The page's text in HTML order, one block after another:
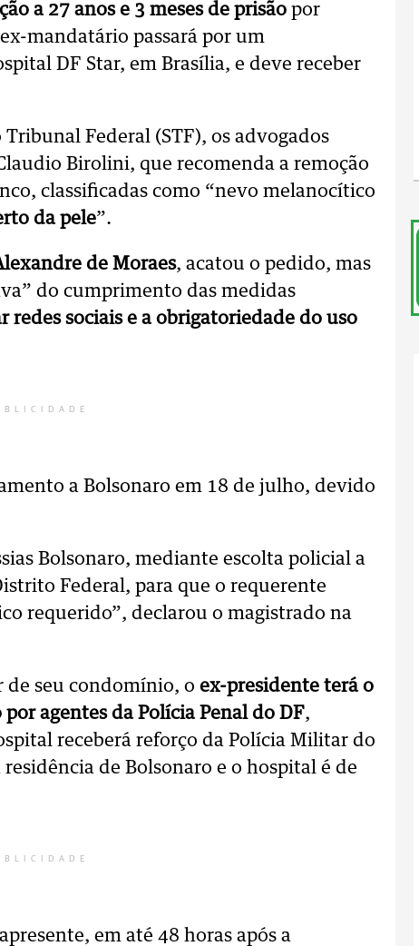
a 27 anos e 3 meses de prisão por
mandatário passará por um
DF Star, em Brasília, e deve receber
Federal (STF), os advogados
Birolini, que recomenda a remoção
classificadas como “nevo melanocítico
da pele”.
de Moraes, acatou o pedido, mas
do cumprimento das medidas
redes sociais e a obrigatoriedade do uso
a Bolsonaro em 18 de julho, devido
Bolsonaro, mediante escolta policial a
Federal, para que o requerente
requerido”, declarou o magistrado na
de seu condomínio, o ex-presidente terá o
agentes da Polícia Penal do DF,
receberá reforço da Polícia Militar do
de Bolsonaro e o hospital é de
em até 48 horas após a